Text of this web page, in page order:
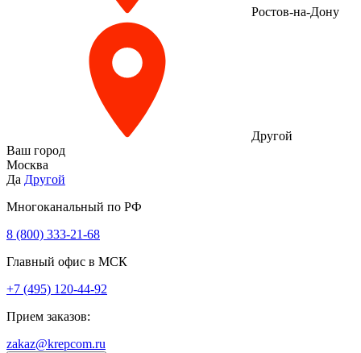
Ростов-на-Дону
Другой
Ваш город
Москва
Да Другой
Многоканальный по РФ
8 (800) 333‑21-68
Главный офис в МСК
+7 (495) 120-44-92
Прием заказов:
zakaz@krepcom.ru